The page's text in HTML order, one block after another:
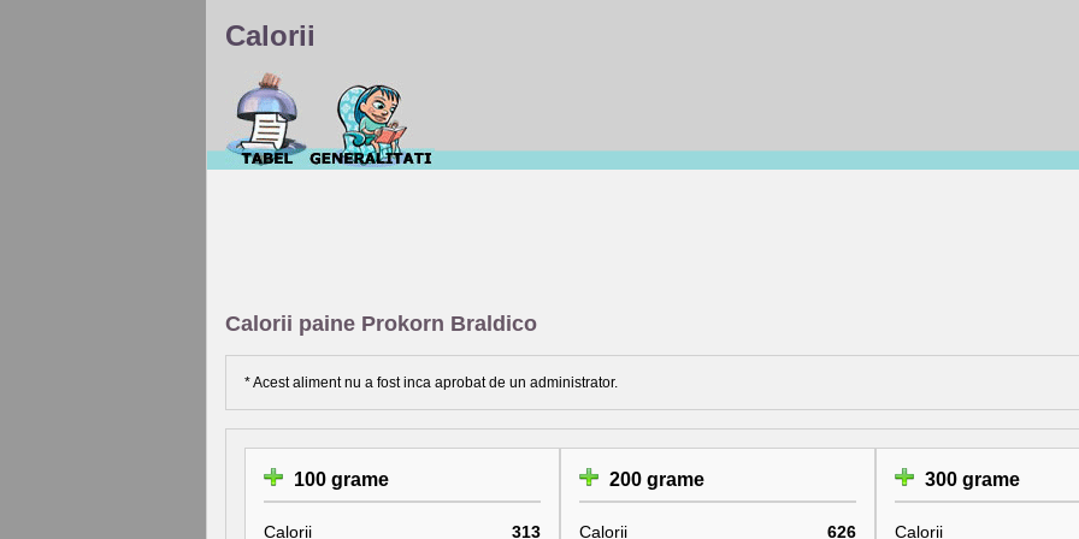
Calorii
Calorii paine Prokorn Braldico
* Acest aliment nu a fost inca aprobat de un administrator.
100 grame
Calorii 313
200 grame
Calorii 626
300 grame
Calorii